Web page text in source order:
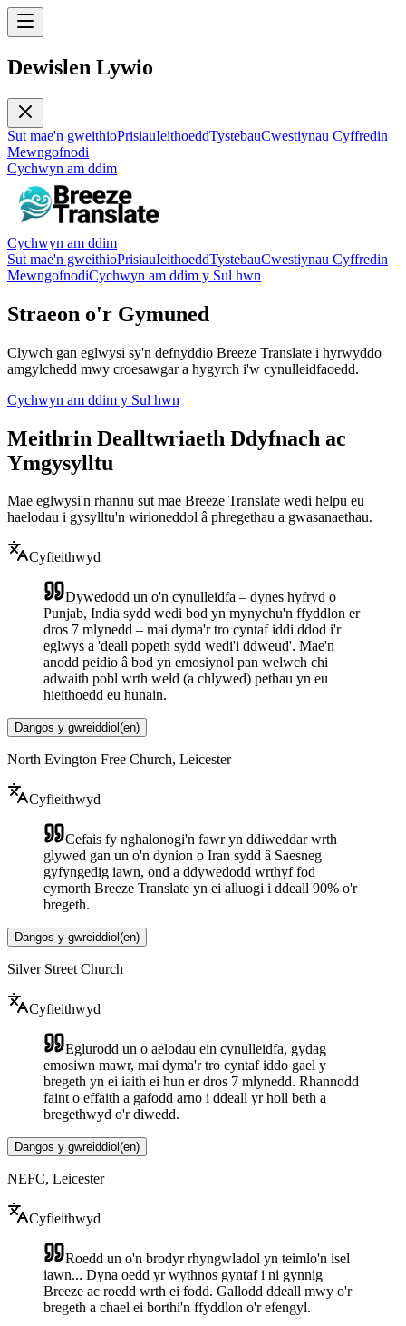
Dewislen Lywio
Sut mae'n gweithioPrisiauIeithoeddTystebauCwestiynau Cyffredin
Mewngofnodi
Cychwyn am ddim
Cychwyn am ddim
Sut mae'n gweithioPrisiauIeithoeddTystebauCwestiynau Cyffredin
MewngofnodiCychwyn am ddim y Sul hwn
Straeon o'r Gymuned
Clywch gan eglwysi sy'n defnyddio Breeze Translate i hyrwyddo
amgylchedd mwy croesawgar a hygyrch i'w cynulleidfaoedd.
Cychwyn am ddim y Sul hwn
Meithrin Dealltwriaeth Ddyfnach ac
Ymgysylltu
Mae eglwysi'n rhannu sut mae Breeze Translate wedi helpu eu
haelodau i gysylltu'n wirioneddol â phregethau a gwasanaethau.
Cyfieithwyd
Dywedodd un o'n cynulleidfa – dynes hyfryd o
Punjab, India sydd wedi bod yn mynychu'n ffyddlon er
dros 7 mlynedd – mai dyma'r tro cyntaf iddi ddod i'r
eglwys a 'deall popeth sydd wedi'i ddweud'. Mae'n
anodd peidio â bod yn emosiynol pan welwch chi
adwaith pobl wrth weld (a chlywed) pethau yn eu
hieithoedd eu hunain.
Dangos y gwreiddiol (en)
North Evington Free Church, Leicester
Cyfieithwyd
Cefais fy nghalonogi'n fawr yn ddiweddar wrth
glywed gan un o'n dynion o Iran sydd â Saesneg
gyfyngedig iawn, ond a ddywedodd wrthyf fod
cymorth Breeze Translate yn ei alluogi i ddeall 90% o'r
bregeth.
Dangos y gwreiddiol (en)
Silver Street Church
Cyfieithwyd
Eglurodd un o aelodau ein cynulleidfa, gydag
emosiwn mawr, mai dyma'r tro cyntaf iddo gael y
bregeth yn ei iaith ei hun er dros 7 mlynedd. Rhannodd
faint o effaith a gafodd arno i ddeall yr holl beth a
bregethwyd o'r diwedd.
Dangos y gwreiddiol (en)
NEFC, Leicester
Cyfieithwyd
Roedd un o'n brodyr rhyngwladol yn teimlo'n isel
iawn... Dyna oedd yr wythnos gyntaf i ni gynnig
Breeze ac roedd wrth ei fodd. Gallodd ddeall mwy o'r
bregeth a chael ei borthi'n ffyddlon o'r efengyl.